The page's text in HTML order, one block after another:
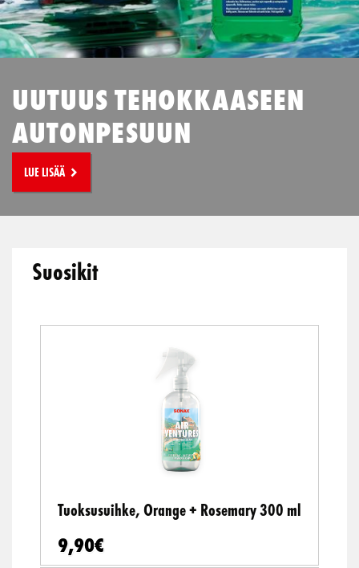
UUTUUS TEHOKKAASEEN
AUTONPESUUN
LUE LISÄÄ
Suosikit
Tuoksusuihke, Orange + Rosemary 300 ml
9,90€